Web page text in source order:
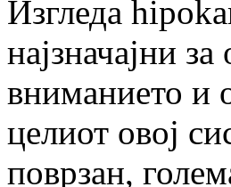
Изгледа
најзначајни
вниманието и
целиот овој
поврзан,